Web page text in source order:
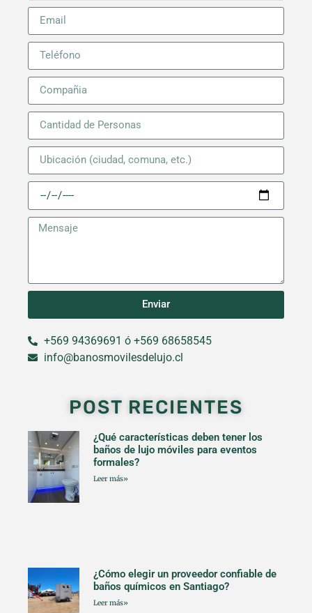
Enviar
+569 94369691 ó +569 68658545
info@banosmovilesdelujo.cl
POST RECIENTES
¿Qué características deben tener los
baños de lujo móviles para eventos
formales?
Leer más»
¿Cómo elegir un proveedor confiable de
baños químicos en Santiago?
Leer más»